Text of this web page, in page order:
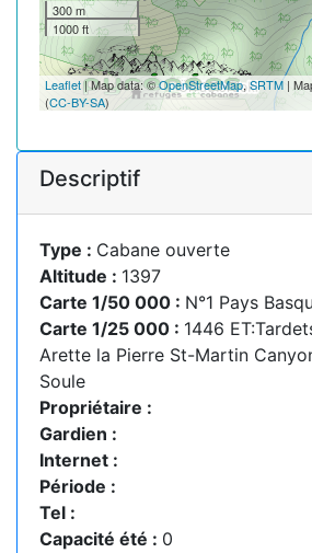
300 m
1000 ft
Leaflet| Map data: ©OpenStreetMap,SRTM|
(CC-BY-SA)
Descriptif
Type : Cabane ouverte
Altitude : 1397
Carte 1/50 000 : N°1 Pays
Carte 1/25 000 : 1446
Arette la Pierre St-Martin
Soule
Propriétaire :
Gardien :
Internet :
Période :
Tel :
Capacité été : 0